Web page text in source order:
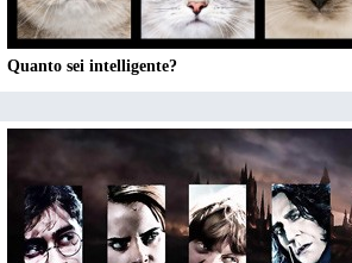
Quanto sei intelligente?